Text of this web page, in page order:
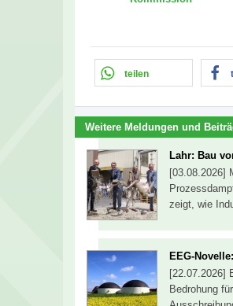
teilen
Weitere Meldungen und
Lahr: Bau
[03.08.2026]
zeigt, wie
EEG-
[22.07.2026]
Bedrohung